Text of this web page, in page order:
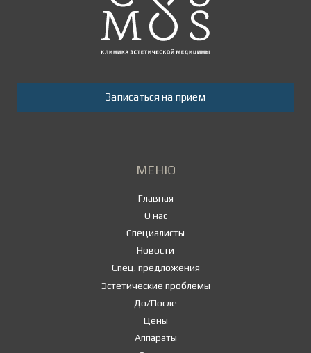
Записаться на прием
МЕНЮ
Главная
О нас
Специалисты
Новости
Спец. предложения
Эстетические проблемы
До/После
Цены
Аппараты